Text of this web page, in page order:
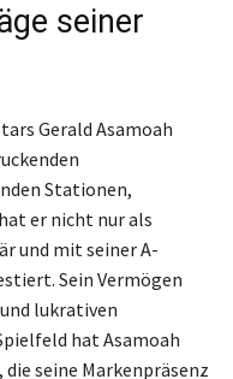
seiner
Gerald Asamoah
Stationen,
er nicht nur als
und mit seiner A-
Sein Vermögen
lukrativen
hat Asamoah
seine Markenpräsenz